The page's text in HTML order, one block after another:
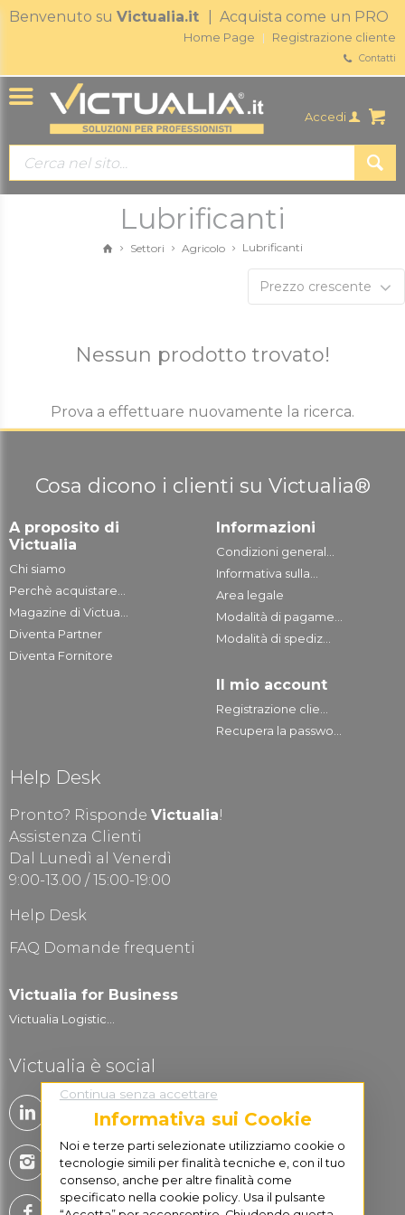
Benvenuto su Victualia.it | Acquista come un PRO
Home Page Registrazione cliente
Contatti
Accedi
Lubrificanti
Settori Agricolo Lubrificanti
Prezzo crescente
Nessun prodotto trovato!
Prova a effettuare nuovamente la ricerca.
Cosa dicono i clienti su Victualia®
A proposito di
Victualia
Chi siamo
Perchè acquistare...
Magazine di Victua...
Diventa Partner
Diventa Fornitore
Informazioni
Condizioni general...
Informativa sulla...
Area legale
Modalità di pagame...
Modalità di spediz...
Il mio account
Registrazione clie...
Recupera la passwo...
Help Desk
Pronto? Risponde Victualia!
Assistenza Clienti
Dal Lunedì al Venerdì
9:00-13.00 / 15:00-19:00
Help Desk
FAQ Domande frequenti
Victualia for Business
Victualia Logistic...
Victualia è social
Continua senza accettare
Informativa sui Cookie
Noi e terze parti selezionate utilizziamo cookie o
tecnologie simili per finalità tecniche e, con il tuo
consenso, anche per altre finalità come
specificato nella cookie policy. Usa il pulsante